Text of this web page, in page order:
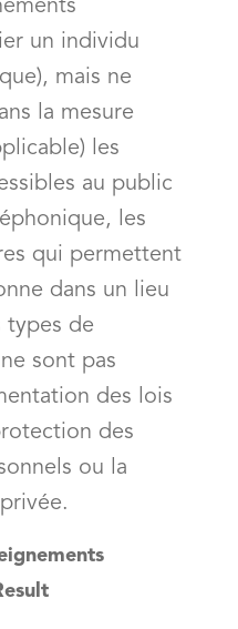
un individu
mais ne
la mesure
les
au public
les
qui permettent
dans un lieu
types de
sont pas
des lois
des
ou la